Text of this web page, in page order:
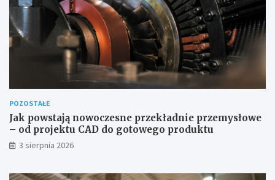
POZOSTAŁE
Jak powstają nowoczesne przekładnie przemysłowe
– od projektu CAD do gotowego produktu
3 sierpnia 2026